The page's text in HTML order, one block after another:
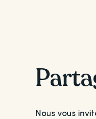
Nous vous